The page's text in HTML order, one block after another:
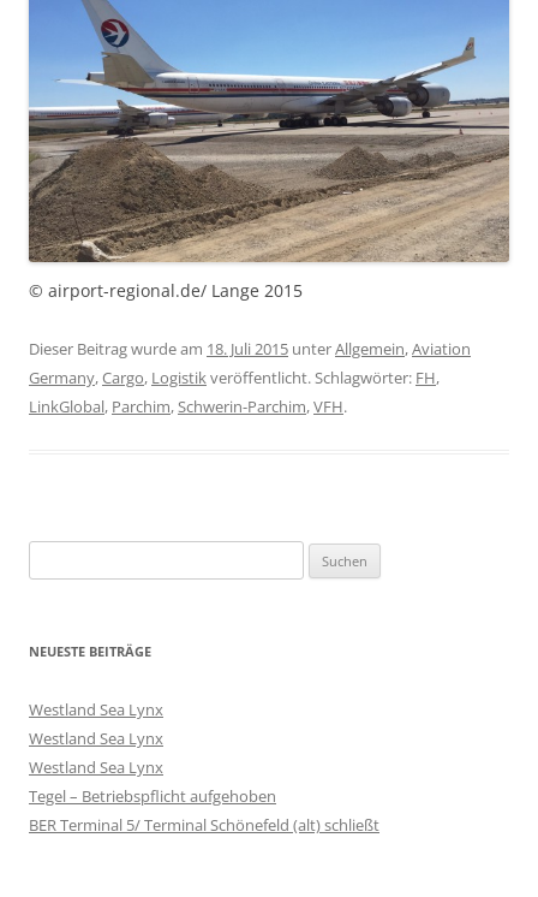
© airport-regional.de/ Lange 2015
Dieser Beitrag wurde am 18. Juli 2015 unterAllgemein,Aviation
Germany,Cargo, Logistikveröffentlicht. Schlagwörter: FH,
LinkGlobal, Parchim,Schwerin-Parchim,VFH.
nach:
NEUESTE BEITRÄGE
Westland Sea Lynx
Westland Sea Lynx
Westland Sea Lynx
Tegel – Betriebspflicht aufgehoben
BER Terminal 5/ Terminal Schönefeld (alt) schließt